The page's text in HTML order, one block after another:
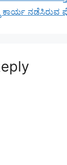
ಕಾರ್ಯ ನಡೆಸಿರುವ